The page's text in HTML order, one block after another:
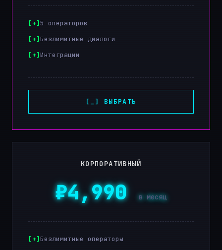
5 операторов
Безлимитные диалоги
Интеграции
[_] ВЫБРАТЬ
КОРПОРАТИВНЫЙ
₽4,990в месяц
Безлимитные операторы